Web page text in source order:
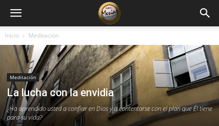
Inicio Meditación
Meditación
La lucha con la envidia
¿Ha aprendido usted a confiar en Dios y a contentarse con el plan que Él tiene
para su vida?